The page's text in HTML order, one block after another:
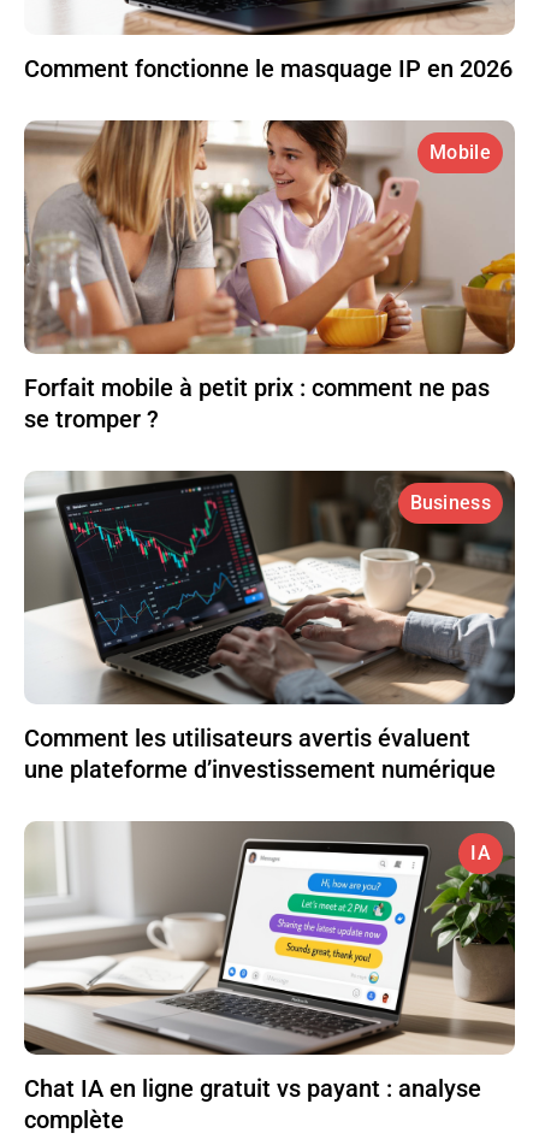
Comment fonctionne le masquage IP en 2026
Mobile
Forfait mobile à petit prix : comment ne pas
se tromper ?
Business
Comment les utilisateurs avertis évaluent
une plateforme d’investissement numérique
IA
Chat IA en ligne gratuit vs payant : analyse
complète